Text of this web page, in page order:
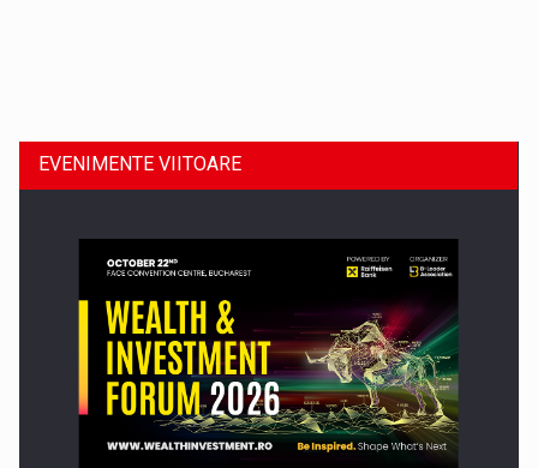
Comunicat de presa: Joburile part-time reincep sa intre pe…
EVENIMENTE VIITOARE